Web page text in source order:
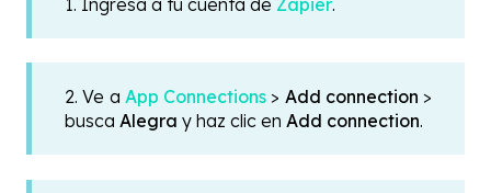
2. Ve a App Connections > Add connection >
busca Alegra y haz clic en Add connection.